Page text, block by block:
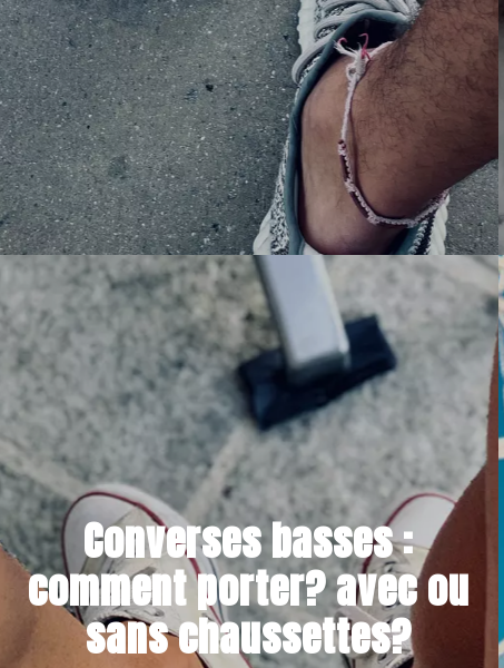
8 DÉCEMBRE 2022
Converses basses :
comment porter? avec ou
sans chaussettes?